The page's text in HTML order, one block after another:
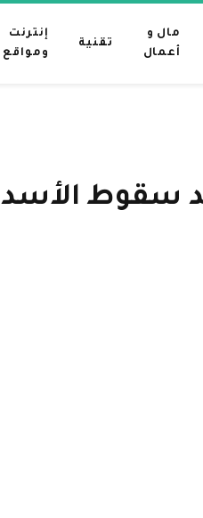
مال و
أعمال
تقنية
إنترنت
ومواقع
سقوط الأسد